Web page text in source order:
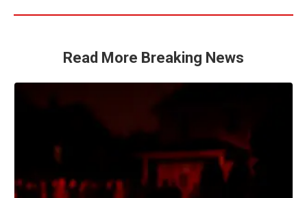
Read More Breaking News